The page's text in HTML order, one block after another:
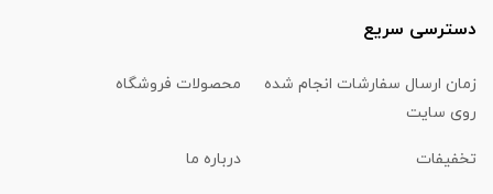
دسترسی سریع
زمان ارسال سفارشات انجام شده
روی سایت
محصولات فروشگاه
تخفیفات درباره ما